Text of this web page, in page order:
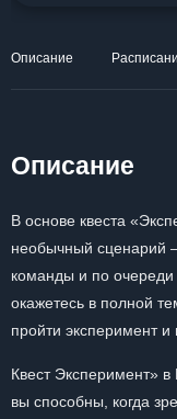
Описание
Описание
В основе квеста
необычный сценарий
команды и по очереди
окажетесь в полной
пройти эксперимент и
Квест Эксперимент» в
вы способны, когда